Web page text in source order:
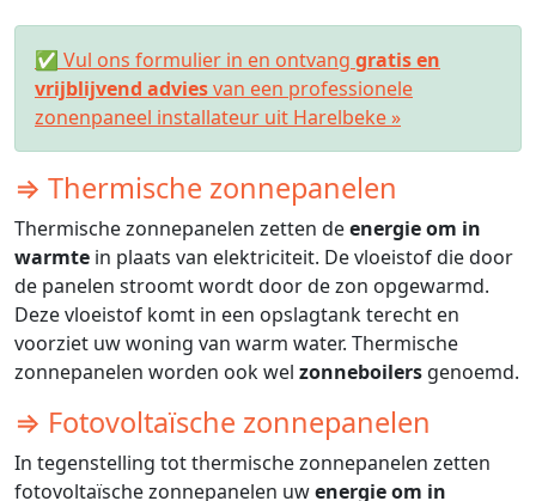
✅ Vul ons formulier in en ontvang gratis en
vrijblijvend adviesvan een professionele
zonenpaneel installateur uit Harelbeke »
⇒ Thermische zonnepanelen
Thermische zonnepanelen zetten deenergie om in
warmte in plaats van elektriciteit. De vloeistof die door
de panelen stroomt wordt door de zon opgewarmd.
Deze vloeistof komt in een opslagtank terecht en
voorziet uw woning van warm water. Thermische
zonnepanelen worden ook wel zonneboilers genoemd.
⇒ Fotovoltaïsche zonnepanelen
In tegenstelling tot thermische zonnepanelen zetten
fotovoltaïsche zonnepanelen uwenergie om in